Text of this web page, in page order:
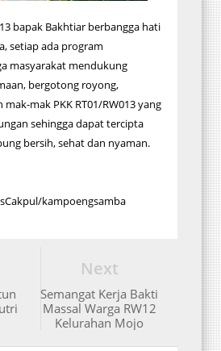
bapak Bakhtiar berbangga hati
setiap ada program
masyarakat mendukung
bergotong royong,
mak PKK RT01/RW013 yang
sehingga dapat tercipta
bersih, sehat dan nyaman.
kampoengsamba
Next
Semangat Kerja Bakti
Massal Warga RW12
Kelurahan Mojo